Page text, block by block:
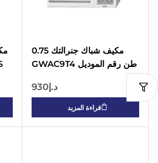
مكيف شباك جنرالتك 0.75
طن رقم الموديل GWAC9T4
د.إ930
قراءة المزيد